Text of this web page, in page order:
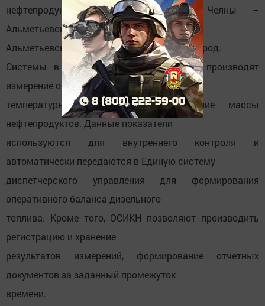
нефтепродуктопроводам Набережные Челны –
Альметьевск, Субханкулово –
Альметьевск, Альметьевск – Нижний Новгород.
Системы в режиме реального времени производят
измерение объема,
температуры, плотности и вычисление массы
нефтепродуктов. Данные показатели
используются для внутреннего контроля и
автоматически передаются в Единую систему
диспетчерского управления для формирования
оперативного баланса дизельного
топлива. Кроме того, ОСИКН позволяют производить
регистрацию и хранение
результатов измерений, формирование отчетных
документов за заданный промежуток
времени.